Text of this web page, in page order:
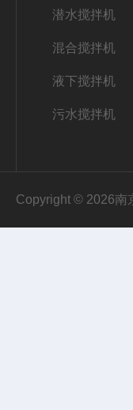
潜水搅拌机
混合搅拌机
液下搅拌机
污水搅拌机
Copyright © 2026